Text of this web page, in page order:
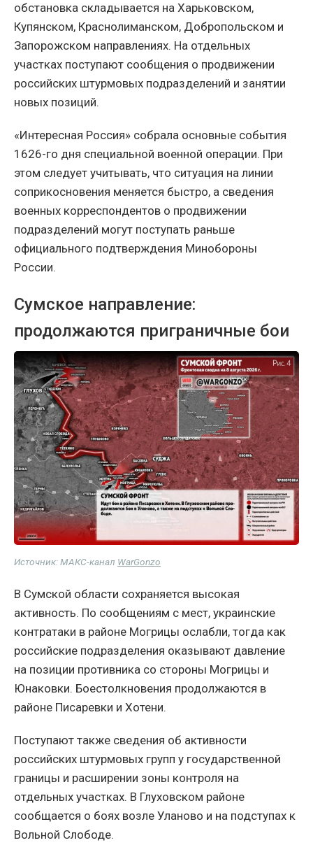
обстановка складывается на Харьковском,
Купянском, Краснолиманском, Добропольском и
Запорожском направлениях. На отдельных
участках поступают сообщения о продвижении
российских штурмовых подразделений и занятии
новых позиций.
«Интересная Россия» собрала основные события
1626-го дня специальной военной операции. При
этом следует учитывать, что ситуация на линии
соприкосновения меняется быстро, а сведения
военных корреспондентов о продвижении
подразделений могут поступать раньше
официального подтверждения Минобороны
России.
Сумское направление:
продолжаются приграничные бои
Источник: МАКС-канал WarGonzo
В Сумской области сохраняется высокая
активность. По сообщениям с мест, украинские
контратаки в районе Могрицы ослабли, тогда как
российские подразделения оказывают давление
на позиции противника со стороны Могрицы и
Юнаковки. Боестолкновения продолжаются в
районе Писаревки и Хотени.
Поступают также сведения об активности
российских штурмовых групп у государственной
границы и расширении зоны контроля на
отдельных участках. В Глуховском районе
сообщается о боях возле Уланово и на подступах к
Вольной Слободе.